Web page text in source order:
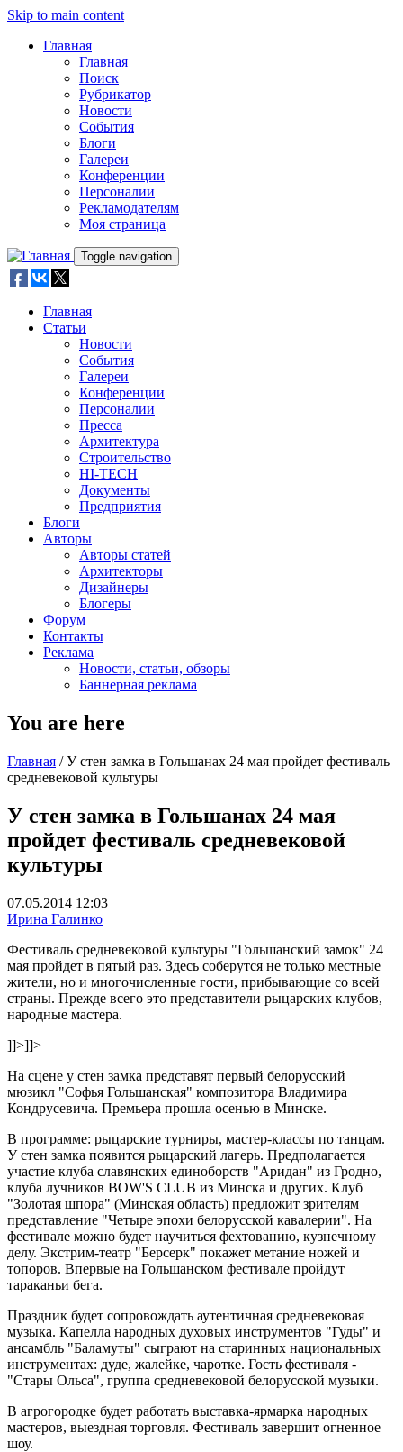
Skip to main content
Главная
Главная
Поиск
Рубрикатор
Новости
События
Блоги
Галереи
Конференции
Персоналии
Рекламодателям
Моя страница
Toggle navigation
Главная
Статьи
Новости
События
Галереи
Конференции
Персоналии
Пресса
Архитектура
Строительство
HI-TECH
Документы
Предприятия
Блоги
Авторы
Авторы статей
Архитекторы
Дизайнеры
Блогеры
Форум
Контакты
Реклама
Новости, статьи, обзоры
Баннерная реклама
You are here
Главная / У стен замка в Гольшанах 24 мая пройдет фестиваль
средневековой культуры
У стен замка в Гольшанах 24 мая
пройдет фестиваль средневековой
культуры
07.05.2014 12:03
Ирина Галинко
Фестиваль средневековой культуры "Гольшанский замок" 24
мая пройдет в пятый раз. Здесь соберутся не только местные
жители, но и многочисленные гости, прибывающие со всей
страны. Прежде всего это представители рыцарских клубов,
народные мастера.
]]>]]>
На сцене у стен замка представят первый белорусский
мюзикл "Софья Гольшанская" композитора Владимира
Кондрусевича. Премьера прошла осенью в Минске.
В программе: рыцарские турниры, мастер-классы по танцам.
У стен замка появится рыцарский лагерь. Предполагается
участие клуба славянских единоборств "Аридан" из Гродно,
клуба лучников BOW'S CLUB из Минска и других. Клуб
"Золотая шпора" (Минская область) предложит зрителям
представление "Четыре эпохи белорусской кавалерии". На
фестивале можно будет научиться фехтованию, кузнечному
делу. Экстрим-театр "Берсерк" покажет метание ножей и
топоров. Впервые на Гольшанском фестивале пройдут
тараканьи бега.
Праздник будет сопровождать аутентичная средневековая
музыка. Капелла народных духовых инструментов "Гуды" и
ансамбль "Баламуты" сыграют на старинных национальных
инструментах: дуде, жалейке, чаротке. Гость фестиваля -
"Стары Ольса", группа средневековой белорусской музыки.
В агрогородке будет работать выставка-ярмарка народных
мастеров, выездная торговля. Фестиваль завершит огненное
шоу.